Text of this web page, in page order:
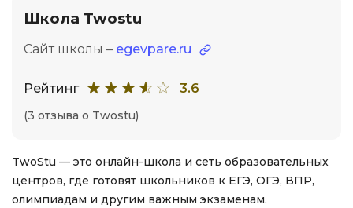
Школа Twostu
Сайт школы – egevpare.ru
Рейтинг 3.6
(3 отзыва о Twostu)
TwoStu — это онлайн-школа и сеть образовательных
центров, где готовят школьников к ЕГЭ, ОГЭ, ВПР,
олимпиадам и другим важным экзаменам.